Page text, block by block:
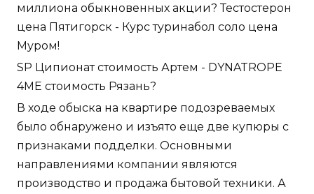
миллиона обыкновенных акции? Тестостерон
цена Пятигорск - Курс туринабол соло цена
Муром!
SP Ципионат стоимость Артем - DYNATROPE
4ME стоимость Рязань?
В ходе обыска на квартире подозреваемых
было обнаружено и изъято еще две купюры с
признаками подделки. Основными
направлениями компании являются
производство и продажа бытовой техники. А